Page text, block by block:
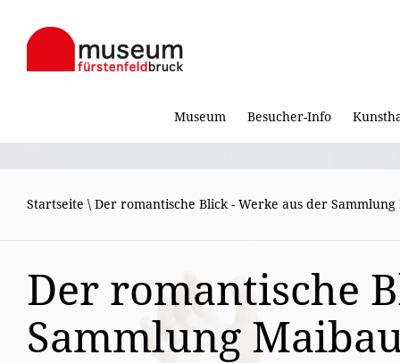
Museum Besucher-Info
Startseite \ Der romantische Blick - Werke aus der
Der romantische
Sammlung